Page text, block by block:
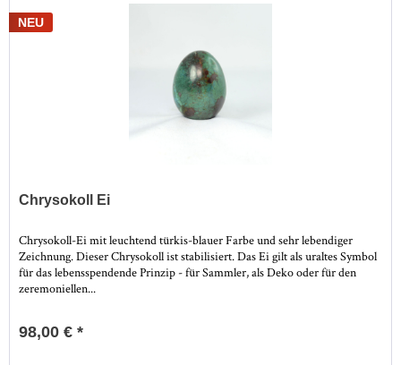
NEU
Chrysokoll Ei
Chrysokoll-Ei mit leuchtend türkis-blauer Farbe und sehr lebendiger
Zeichnung. Dieser Chrysokoll ist stabilisiert. Das Ei gilt als uraltes Symbol
für das lebensspendende Prinzip - für Sammler, als Deko oder für den
zeremoniellen...
98,00 € *